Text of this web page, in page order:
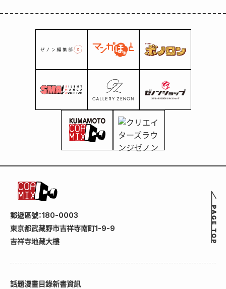
郵遞區號：180-0003
東京都武藏野市吉祥寺南町1-9-9
吉祥寺地藏大樓
話題漫畫目錄新書資訊